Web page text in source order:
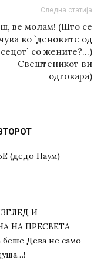
Следна статија
ве молам! (Што се
во `деновите од
со жените?…)
Свештеникот ви
одговара)
(дедо Наум)
И
HA ПРЕСВЕТА
Дева не само